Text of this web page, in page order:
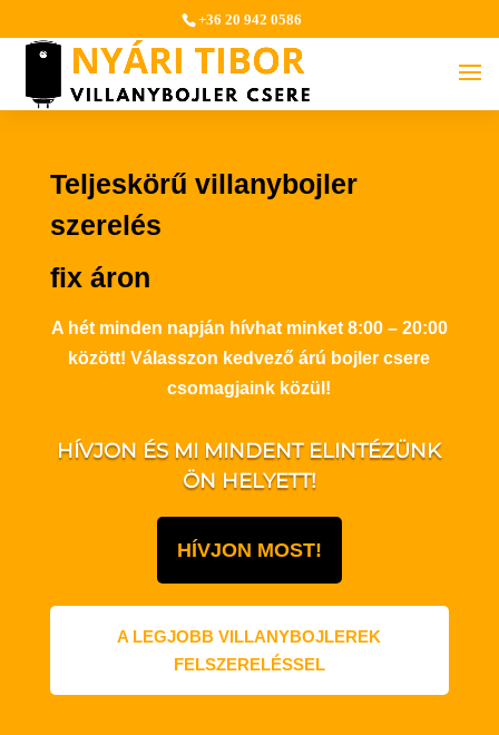
+36 20 942 0586
Teljeskörű villanybojler
szerelés
fix áron
A hét minden napján hívhat minket 8:00 – 20:00
között! Válasszon kedvező árú bojler csere
csomagjaink közül!
HÍVJON ÉS MI MINDENT ELINTÉZÜNK
ÖN HELYETT!
HÍVJON MOST!
A LEGJOBB VILLANYBOJLEREK
FELSZERELÉSSEL